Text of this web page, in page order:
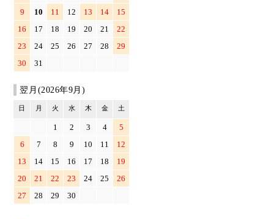
9
10 11 12 13 14
15
16
17 18 19 20 21
22
23
24 25 26 27 28
29
30
31
翌月(2026年9月)
日 月 火 水 木 金 土
1 2 3 4
5
6
7 8 9 10 11
12
13
14 15 16 17 18
19
20
21 22 23 24 25
26
27
28 29 30